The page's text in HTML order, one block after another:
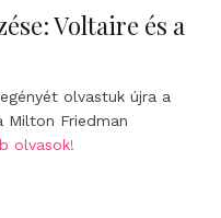
Voltaire és a
olvastuk újra a
Milton Friedman
olvasok!